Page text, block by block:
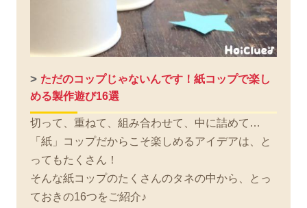
> ただのコップじゃないんです！紙コップで楽し
める製作遊び16選
切って、重ねて、組み合わせて、中に詰めて…
「紙」コップだからこそ楽しめるアイデアは、と
ってもたくさん！
そんな紙コップのたくさんのタネの中から、とっ
ておきの16つをご紹介♪